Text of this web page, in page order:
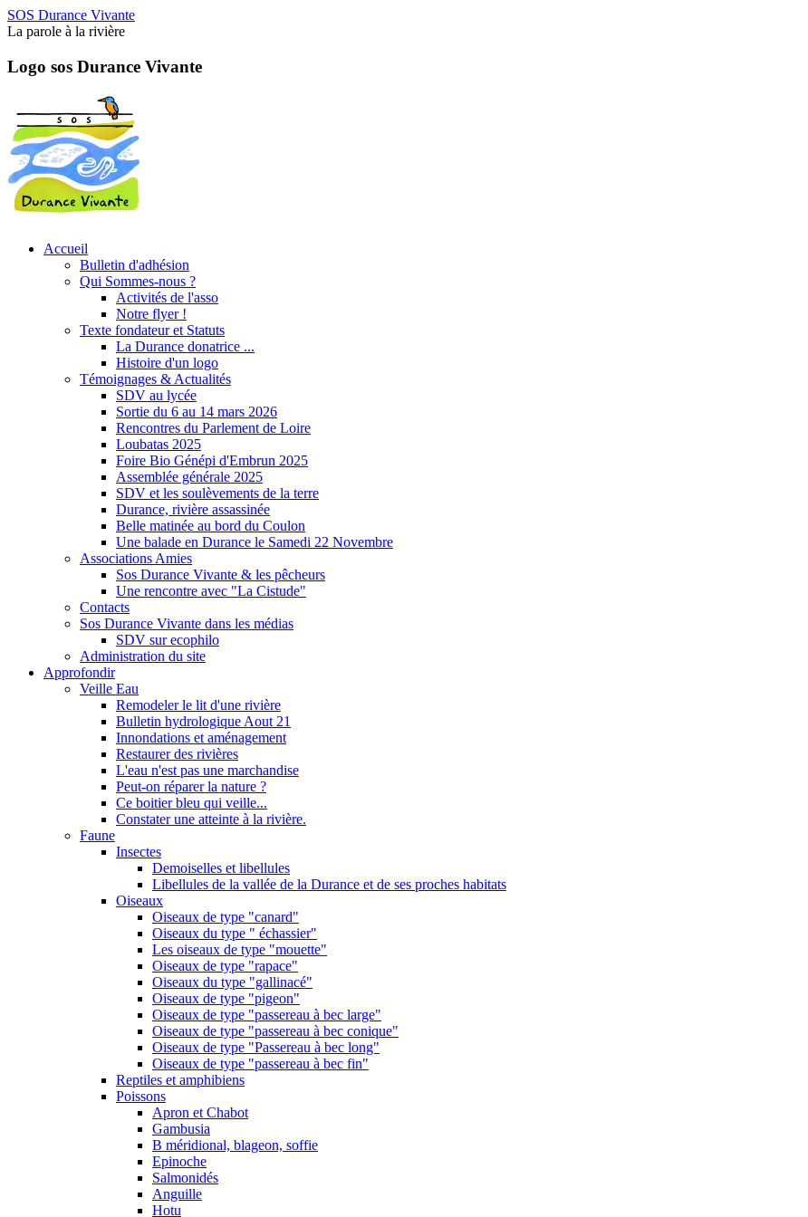
SOS Durance Vivante
La parole à la rivière
Logo sos Durance Vivante
Accueil
Bulletin d'adhésion
Qui Sommes-nous ?
Activités de l'asso
Notre flyer !
Texte fondateur et Statuts
La Durance donatrice ...
Histoire d'un logo
Témoignages & Actualités
SDV au lycée
Sortie du 6 au 14 mars 2026
Rencontres du Parlement de Loire
Loubatas 2025
Foire Bio Génépi d'Embrun 2025
Assemblée générale 2025
SDV et les soulèvements de la terre
Durance, rivière assassinée
Belle matinée au bord du Coulon
Une balade en Durance le Samedi 22 Novembre
Associations Amies
Sos Durance Vivante & les pêcheurs
Une rencontre avec "La Cistude"
Contacts
Sos Durance Vivante dans les médias
SDV sur ecophilo
Administration du site
Approfondir
Veille Eau
Remodeler le lit d'une rivière
Bulletin hydrologique Aout 21
Innondations et aménagement
Restaurer des rivières
L'eau n'est pas une marchandise
Peut-on réparer la nature ?
Ce boitier bleu qui veille...
Constater une atteinte à la rivière.
Faune
Insectes
Demoiselles et libellules
Libellules de la vallée de la Durance et de ses proches habitats
Oiseaux
Oiseaux de type "canard"
Oiseaux du type " échassier"
Les oiseaux de type "mouette"
Oiseaux de type "rapace"
Oiseaux du type "gallinacé"
Oiseaux de type "pigeon"
Oiseaux de type "passereau à bec large"
Oiseaux de type "passereau à bec conique"
Oiseaux de type "Passereau à bec long"
Oiseaux de type "passereau à bec fin"
Reptiles et amphibiens
Poissons
Apron et Chabot
Gambusia
B méridional, blageon, soffie
Epinoche
Salmonidés
Anguille
Hotu